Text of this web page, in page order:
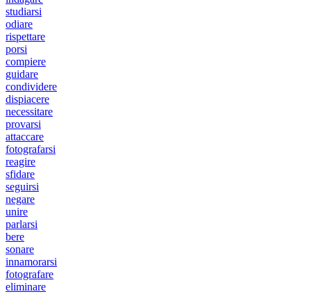
studiarsi
odiare
rispettare
porsi
compiere
guidare
condividere
dispiacere
necessitare
provarsi
attaccare
fotografarsi
reagire
sfidare
seguirsi
negare
unire
parlarsi
bere
sonare
innamorarsi
fotografare
eliminare